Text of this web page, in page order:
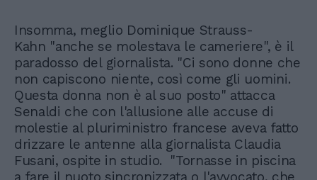
Insomma, meglio Dominique Strauss-
Kahn "anche se molestava le cameriere", è il
paradosso del giornalista. "Ci sono donne che
non capiscono niente, così come gli uomini.
Questa donna non è al suo posto" attacca
Senaldi che con l'allusione alle accuse di
molestie al pluriministro francese aveva fatto
drizzare le antenne alla giornalista Claudia
Fusani, ospite in studio. "Tornasse in piscina